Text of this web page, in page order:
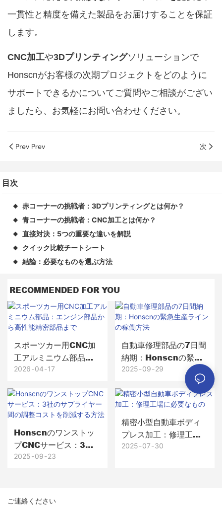
一貫性と精度を備えた製品をお届けすることを保証
します。
CNC加工や3Dプリンティングソリューションで
Honscnがお客様の次期プロジェクトをどのように
サポートできるかについてご質問やご相談がござい
ましたら、お気軽にお問い合わせください。
Prev Prev 次
目次
◆ 赤コーナーの挑戦者：3Dプリンティングとは何か？
◆ 青コーナーの挑戦者：CNC加工とは何か？
◆ 直接対決：5つの重要な違いを解説
◆ クイック比較チートシート
◆ 結論：必要なものを選ぶ方法
RECOMMENDED FOR YOU
スポーツカー用CNC加
工アルミニウム部品：
エンジン部品から高性
2026 04 17
自動車修理部品の7日間
納期：Honscnの緊急
生産ラインの稼働方法
2025 09 29
Honscnのワンストッ
プCNCサービス：3社
のサプライヤー間の調
2025 09 23
精密小型自動車ボディ
プレス加工：修理工場
に必要なもの
2025 07 30
ご連絡ください